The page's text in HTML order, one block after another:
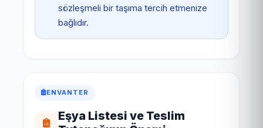
sözleşmeli bir taşıma tercih etmenize
bağlıdır.
ENVANTER
Eşya Listesi ve Teslim